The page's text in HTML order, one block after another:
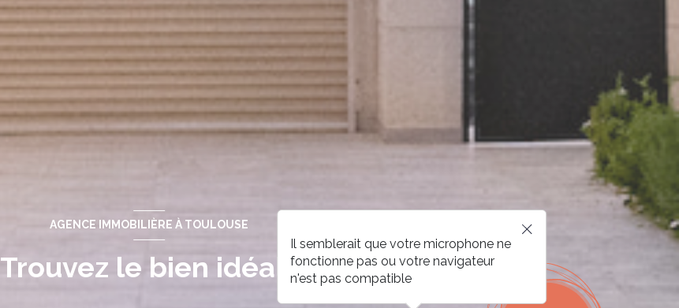
AGENCE IMMOBILIÈRE À TOULOUSE
Trouvez le bien idéal !
Il semblerait que votre microphone ne
fonctionne pas ou votre navigateur
n'est pas compatible